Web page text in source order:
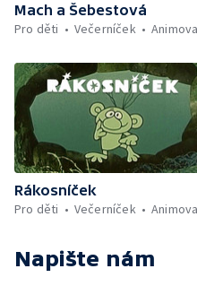
Mach a Šebestová
Pro děti
Večerníček
Rákosníček
Pro děti
Večerníček
Napište nám